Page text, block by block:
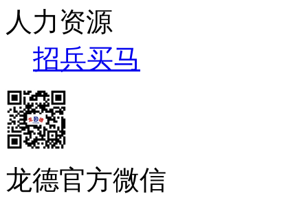
人力资源
招兵买马
龙德官方微信